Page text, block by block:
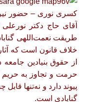
کسری نوری – حضور
آقای حاج دکتر
طریقت نعمت‌اللهی
خلاف قانون است که
از حقوق بنیادین
حرمت و تجاوز به حریم
پیوند دارد و نه‌تنها
گنابادی است.